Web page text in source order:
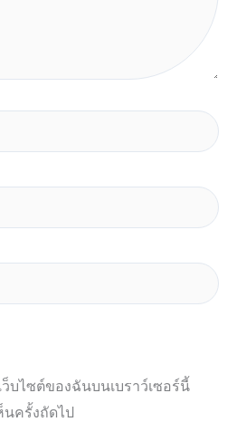
บไซต์ของฉันบนเบราว์เซอร์นี้
นครั้งถัดไป